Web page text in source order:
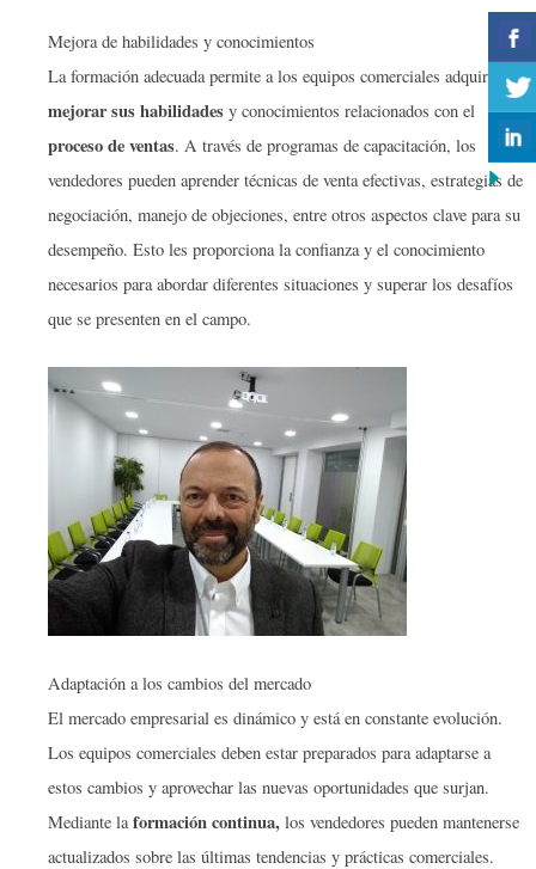
Mejora de habilidades y conocimientos
La formación adecuada permite a los equipos comerciales adquirir y
mejorar sus habilidades y conocimientos relacionados con el
proceso de ventas. A través de programas de capacitación, los
vendedores pueden aprender técnicas de venta efectivas, estrategias de
negociación, manejo de objeciones, entre otros aspectos clave para su
desempeño. Esto les proporciona la confianza y el conocimiento
necesarios para abordar diferentes situaciones y superar los desafíos
que se presenten en el campo.
Adaptación a los cambios del mercado
El mercado empresarial es dinámico y está en constante evolución.
Los equipos comerciales deben estar preparados para adaptarse a
estos cambios y aprovechar las nuevas oportunidades que surjan.
Mediante laformación continua, los vendedores pueden mantenerse
actualizados sobre las últimas tendencias y prácticas comerciales.